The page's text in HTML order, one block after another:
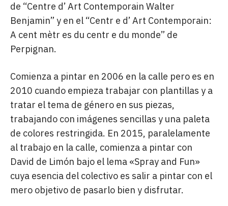
de “Centre d’ Art Contemporain Walter
Benjamin” y en el “Centr e d’ Art Contemporain:
A cent mètr es du centr e du monde” de
Perpignan.
Comienza a pintar en 2006 en la calle pero es en
2010 cuando empieza trabajar con plantillas y a
tratar el tema de género en sus piezas,
trabajando con imágenes sencillas y una paleta
de colores restringida. En 2015, paralelamente
al trabajo en la calle, comienza a pintar con
David de Limón bajo el lema «Spray and Fun»
cuya esencia del colectivo es salir a pintar con el
mero objetivo de pasarlo bien y disfrutar.